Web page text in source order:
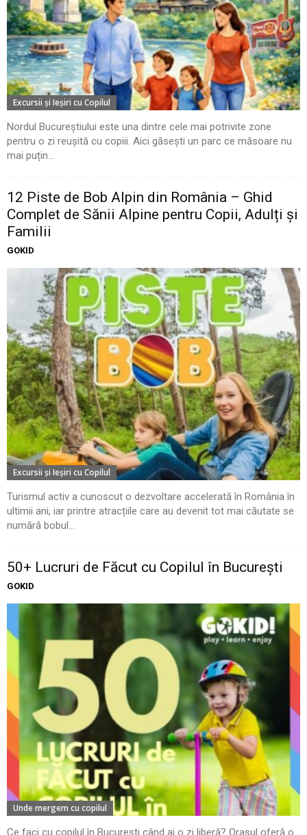
Excursii şi Ieşiri cu Copilul
Nordul Bucureștiului este una dintre cele mai potrivite zone
pentru o zi reușită cu copiii. Aici găsești un parc ce măsoare nu
mai puțin...
12 Piste de Bob Alpin din România – Ghid
Complet de Sănii Alpine pentru Copii, Adulți și
Familii
GOKID
Excursii şi Ieşiri cu Copilul
Turismul activ a cunoscut o dezvoltare accelerată în România în
ultimii ani, iar printre atracțiile care au devenit tot mai căutate se
numără bobul...
50+ Lucruri de Făcut cu Copilul în București
GOKID
Unde mergem cu copilul